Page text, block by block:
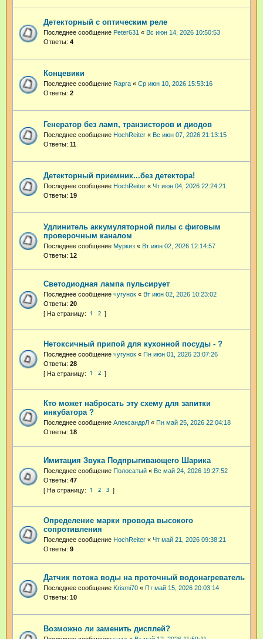
Детекторный с оптическим реле
Последнее сообщение Peter631 « Вс июн 14, 2026 10:50:53
Ответы: 4
Концевики
Последнее сообщение Rapra « Ср июн 10, 2026 15:53:16
Ответы: 2
Генератор без ламп, транзисторов и диодов
Последнее сообщение HochReiter « Вс июн 07, 2026 21:13:15
Ответы: 11
Детекторный приемник...без детектора!
Последнее сообщение HochReiter « Чт июн 04, 2026 22:24:21
Ответы: 19
Удлинитель аккумуляторной пилы с фиговым
проверочным каналом
Последнее сообщение Муркиз « Вт июн 02, 2026 12:14:57
Ответы: 12
Светодиодная лампа пульсирует
Последнее сообщение чугунок « Вт июн 02, 2026 10:23:02
Ответы: 20
1 2
Нетоксичный припой для кухонной посуды - ?
Последнее сообщение чугунок « Пн июн 01, 2026 23:07:26
Ответы: 28
1 2
Кто может набросать эту схему для запитки
инкубатора ?
Последнее сообщение АлександрЛ « Пн май 25, 2026 22:04:18
Ответы: 18
Имитация Звука Подпрыгивающего Шарика
Последнее сообщение Полосатый « Вс май 24, 2026 19:27:52
Ответы: 47
1 2 3
Определение марки провода высокого
сопротивления
Последнее сообщение HochReiter « Чт май 21, 2026 09:38:21
Ответы: 9
Датчик потока воды на проточный водонагреватель
Последнее сообщение Krismi70 « Пт май 15, 2026 20:03:14
Ответы: 10
Возможно ли заменить дисплей?